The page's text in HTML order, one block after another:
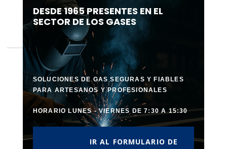
DESDE 1965 PRESENTES EN EL
SECTOR DE LOS GASES
SOLUCIONES DE GAS SEGURAS Y FIABLES
PARA ARTESANOS Y PROFESIONALES
HORARIO LUNES - VIERNES DE 7:30 A 15:30
IR AL FORMULARIO DE